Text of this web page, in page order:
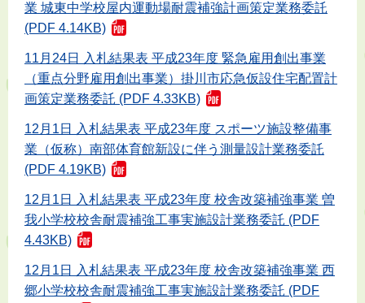
業 城東中学校屋内運動場耐震補強計画策定業務委託
(PDF 4.14KB)
11月24日 入札結果表 平成23年度 緊急雇用創出事業
（重点分野雇用創出事業）掛川市応急仮設住宅配置計
画策定業務委託 (PDF 4.33KB)
12月1日 入札結果表 平成23年度 スポーツ施設整備事
業（仮称）南部体育館新設に伴う測量設計業務委託
(PDF 4.19KB)
12月1日 入札結果表 平成23年度 校舎改築補強事業 曽
我小学校校舎耐震補強工事実施設計業務委託 (PDF
4.43KB)
12月1日 入札結果表 平成23年度 校舎改築補強事業 西
郷小学校校舎耐震補強工事実施設計業務委託 (PDF